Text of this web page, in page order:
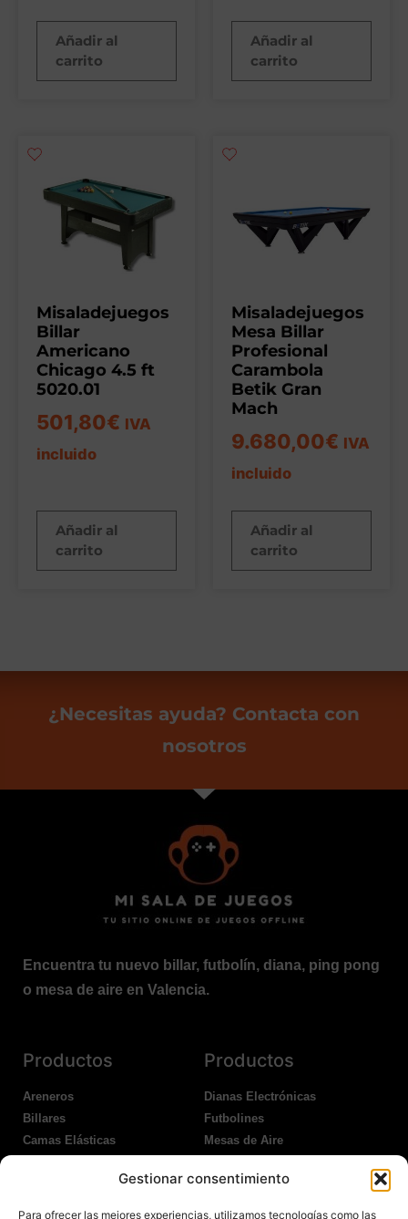
Gestionar consentimiento
Para ofrecer las mejores experiencias, utilizamos tecnologías como las
Añadir al
carrito
Añadir al
carrito
Misaladejuegos
Billar
Americano
Chicago 4.5 ft
5020.01
501,80€ IVA
incluido
Añadir al
carrito
Misaladejuegos
Mesa Billar
Profesional
Carambola
Betik Gran
Mach
9.680,00€ IVA
incluido
Añadir al
carrito
¿Necesitas ayuda? Contacta con
nosotros
Encuentra tu nuevo billar, futbolín, diana, ping pong
o mesa de aire en Valencia.
Productos
Areneros
Billares
Camas Elásticas
Productos
Dianas Electrónicas
Futbolines
Mesas de Aire
Ping Pong Exterior